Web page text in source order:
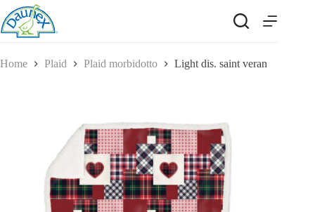
Salta
al
contenuto
Home Plaid Plaid morbidotto Light dis. saint veran